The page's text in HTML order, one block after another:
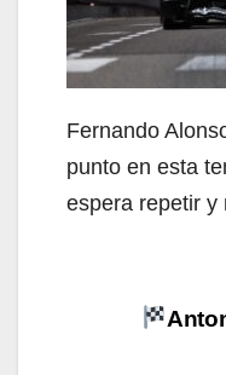
Fernando
punto en esta
espera repetir y